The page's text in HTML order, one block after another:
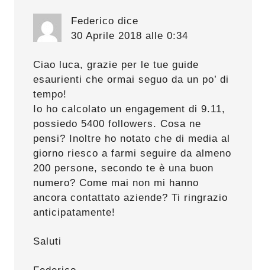
Federico dice
30 Aprile 2018 alle 0:34
Ciao luca, grazie per le tue guide
esaurienti che ormai seguo da un po’ di
tempo!
Io ho calcolato un engagement di 9.11,
possiedo 5400 followers. Cosa ne
pensi? Inoltre ho notato che di media al
giorno riesco a farmi seguire da almeno
200 persone, secondo te è una buon
numero? Come mai non mi hanno
ancora contattato aziende? Ti ringrazio
anticipatamente!
Saluti